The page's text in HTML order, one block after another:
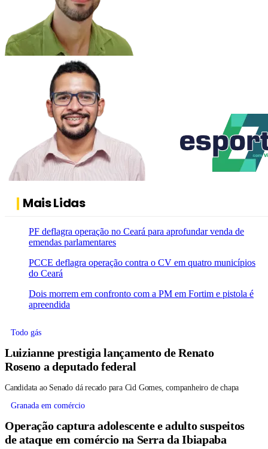
Mais Lidas
PF deflagra operação no Ceará para aprofundar venda de
emendas parlamentares
PCCE deflagra operação contra o CV em quatro municípios
do Ceará
Dois morrem em confronto com a PM em Fortim e pistola é
apreendida
Todo gás
Luizianne prestigia lançamento de Renato
Roseno a deputado federal
Candidata ao Senado dá recado para Cid Gomes, companheiro de chapa
Granada em comércio
Operação captura adolescente e adulto suspeitos
de ataque em comércio na Serra da Ibiapaba